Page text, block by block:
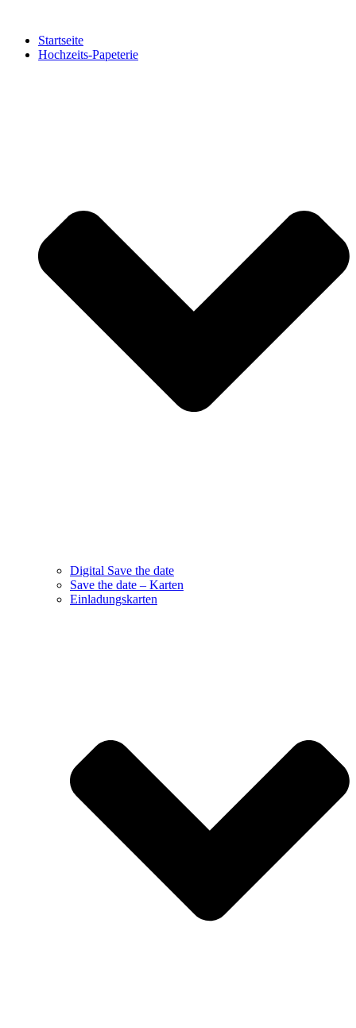
springenStartseite
Hochzeits-Papeterie
Digital Save the date
Save the date – Karten
Einladungskarten